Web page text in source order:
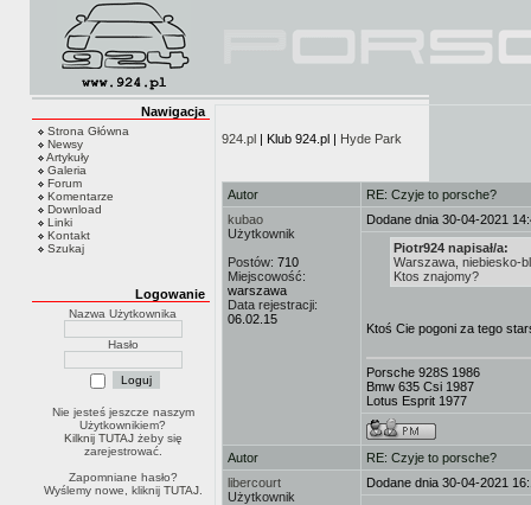
Nawigacja
Strona Główna
Newsy
Artykuły
Galeria
Forum
Komentarze
Download
Linki
Kontakt
Szukaj
Logowanie
Nazwa Użytkownika
Hasło
Nie jesteś jeszcze naszym
Użytkownikiem?
Kilknij TUTAJżeby się
zarejestrować.
Zapomniane hasło?
Wyślemy nowe, kliknij TUTAJ.
924.pl | Klub 924.pl | Hyde Park
Autor
RE: Czyje to porsche?
kubao
Użytkownik
Postów: 710
Miejscowość:
warszawa
Data rejestracji:
06.02.15
Dodane dnia 30-04-2021
Piotr924 napisał/a:
Warszawa, niebiesko-
Ktos znajomy?
Ktoś Cie pogoni za tego
Porsche 928S 1986
Bmw 635 Csi 1987
Lotus Esprit 1977
Autor
RE: Czyje to porsche?
libercourt
Użytkownik
Dodane dnia 30-04-2021